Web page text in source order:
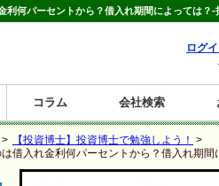
何パーセントから？借入れ期間によっては？
ログ
種別から収益物件を探す
コラム
購入コラム
売却コラム
大家さんコラム
賃貸経営コラム
会社検索
> 【投資博士】投資博士で勉強しよう！ >
借入れ金利何パーセントから？借入れ期